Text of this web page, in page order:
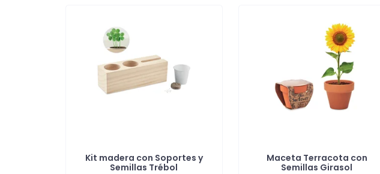
Kit madera con Soportes y
Semillas Trébol
Maceta Terracota con
Semillas Girasol